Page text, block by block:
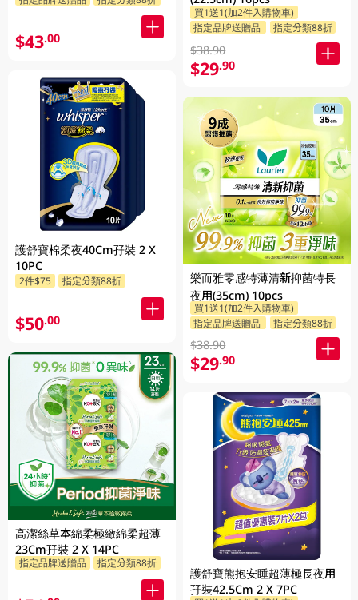
$43.00
護舒寶棉柔夜40Cm孖裝 2 X
10PC
2件$75 指定分類88折
$50.00
高潔絲草本綿柔極緻綿柔超薄
23Cm孖裝 2 X 14PC
指定品牌送贈品 指定分類88折
買1送1(加2件入購物車)
指定品牌送贈品
指定分類88折
$38.90
$29.90
樂而雅零感特薄清新抑菌特長
夜用(35cm) 10pcs
買1送1(加2件入購物車)
指定品牌送贈品
指定分類88折
$38.90
$29.90
護舒寶熊抱安睡超薄極長夜用
孖裝42.5Cm 2 X 7PC